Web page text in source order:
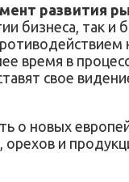
так и
время в
свое
новых
и